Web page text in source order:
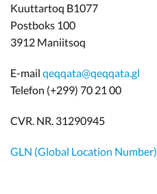
Kuuttartoq B1077
Postboks 100
3912 Maniitsoq
E-mail qeqqata@qeqqata.gl
Telefon (+299) 70 21 00
CVR. NR. 31290945
GLN (Global Location Number)